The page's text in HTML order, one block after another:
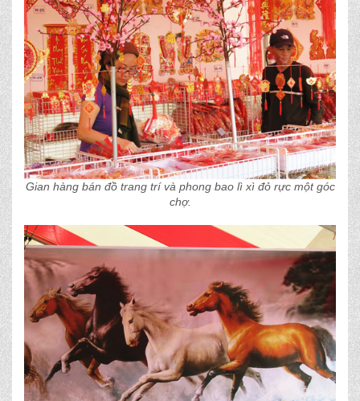
Gian hàng bán đồ trang trí và phong bao lì xì đỏ rực một góc
chợ.